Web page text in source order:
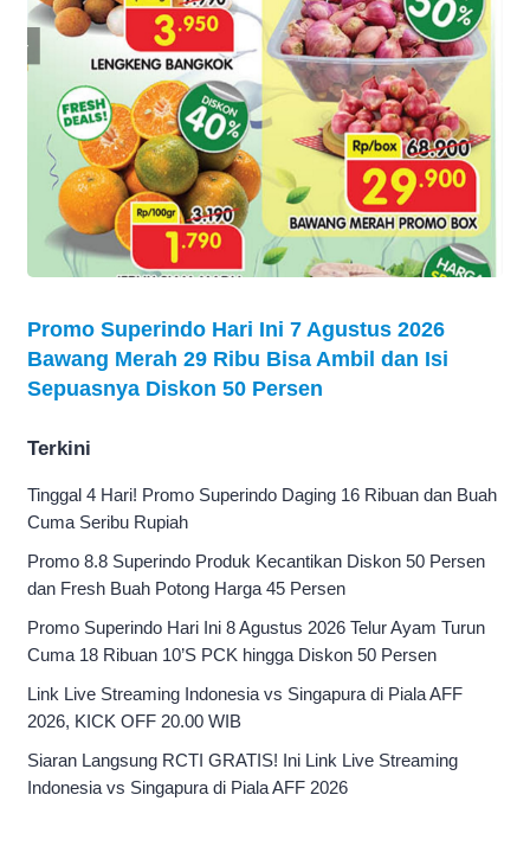
Promo Superindo Hari Ini 7 Agustus 2026
Bawang Merah 29 Ribu Bisa Ambil dan Isi
Sepuasnya Diskon 50 Persen
Terkini
Tinggal 4 Hari! Promo Superindo Daging 16 Ribuan dan Buah
Cuma Seribu Rupiah
Promo 8.8 Superindo Produk Kecantikan Diskon 50 Persen
dan Fresh Buah Potong Harga 45 Persen
Promo Superindo Hari Ini 8 Agustus 2026 Telur Ayam Turun
Cuma 18 Ribuan 10’S PCK hingga Diskon 50 Persen
Link Live Streaming Indonesia vs Singapura di Piala AFF
2026, KICK OFF 20.00 WIB
Siaran Langsung RCTI GRATIS! Ini Link Live Streaming
Indonesia vs Singapura di Piala AFF 2026